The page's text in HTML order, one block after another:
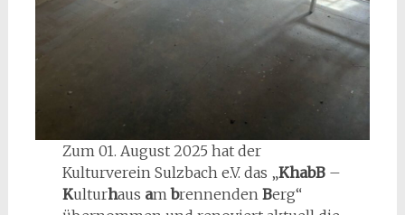
Zum 01. August 2025 hat der
Kulturverein Sulzbach e.V. das „KhabB–
Kulturhaus ambrennenden Berg“